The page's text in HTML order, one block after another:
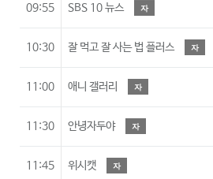
09:55 SBS 10 뉴스 자
10:30 잘 먹고 잘 사는 법 플러스 자
11:00 애니 갤러리 자
11:30 안녕자두야 자
11:45 위시캣 자